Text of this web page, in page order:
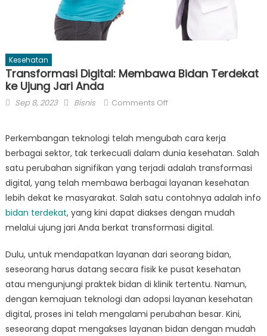
Kesehatan
Transformasi Digital: Membawa Bidan Terdekat
ke Ujung Jari Anda
Posted
Sep 8, 2023 Author
Bisnis Comments Offon
Membawa
Bidan
Terdekat
ke
Ujung
Jari
Anda
Perkembangan teknologi telah mengubah cara kerja
berbagai sektor, tak terkecuali dalam dunia kesehatan. Salah
satu perubahan signifikan yang terjadi adalah transformasi
digital, yang telah membawa berbagai layanan kesehatan
lebih dekat ke masyarakat. Salah satu contohnya adalah info
bidan terdekat, yang kini dapat diakses dengan mudah
melalui ujung jari Anda berkat transformasi digital.
Dulu, untuk mendapatkan layanan dari seorang bidan,
seseorang harus datang secara fisik ke pusat kesehatan
atau mengunjungi praktek bidan di klinik tertentu. Namun,
dengan kemajuan teknologi dan adopsi layanan kesehatan
digital, proses ini telah mengalami perubahan besar. Kini,
seseorang dapat mengakses layanan bidan dengan mudah